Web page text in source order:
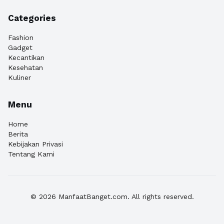
Categories
Fashion
Gadget
Kecantikan
Kesehatan
Kuliner
Menu
Home
Berita
Kebijakan Privasi
Tentang Kami
© 2026 ManfaatBanget.com. All rights reserved.